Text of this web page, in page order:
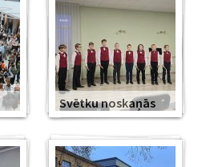
Svētku noskaņās